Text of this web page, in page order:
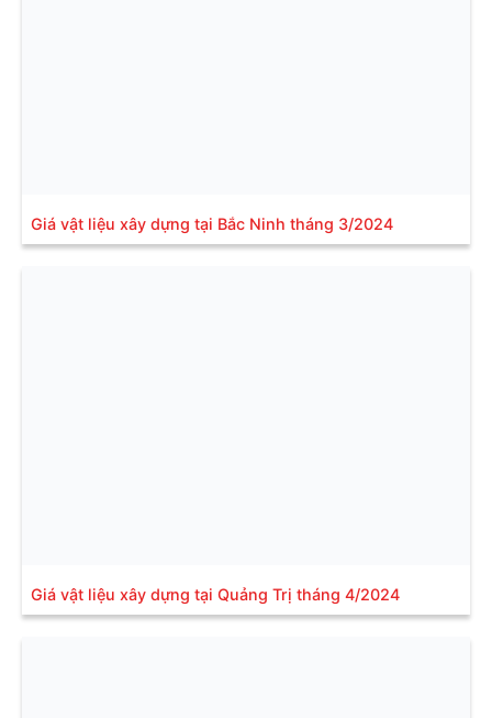
Giá vật liệu xây dựng tại Bắc Ninh tháng 3/2024
Giá vật liệu xây dựng tại Quảng Trị tháng 4/2024